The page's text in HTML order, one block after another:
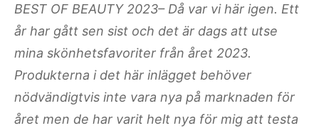
BEST OF BEAUTY 2023– Då var vi här igen. Ett
år har gått sen sist och det är dags att utse
mina skönhetsfavoriter från året 2023.
Produkterna i det här inlägget behöver
nödvändigtvis inte vara nya på marknaden för
året men de har varit helt nya för mig att testa